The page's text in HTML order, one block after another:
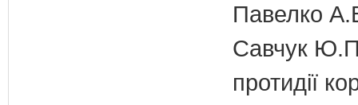
Павелко
Савчук Ю.П.
протидії